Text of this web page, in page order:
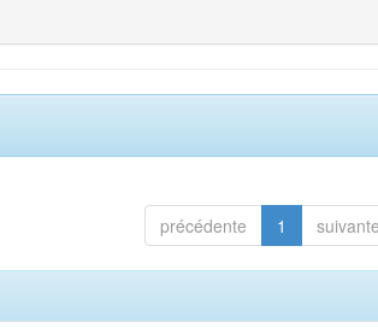
précédente 1 suivante